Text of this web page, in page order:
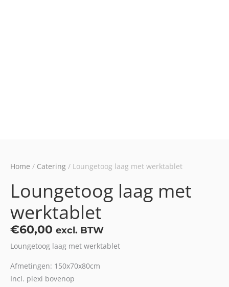
Home / Catering / Loungetoog laag met werktablet
Loungetoog laag met
werktablet
€60,00 excl. BTW
Loungetoog laag met werktablet
Afmetingen: 150x70x80cm
Incl. plexi bovenop